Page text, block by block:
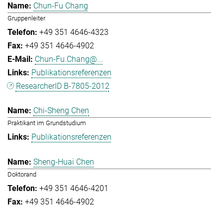
Chun-Fu Chang
Gruppenleiter
+49 351 4646-4323
+49 351 4646-4902
Chun-Fu.Chang@...
Publikationsreferenzen
ResearcherID B-7805-2012
Chi-Sheng Chen
Praktikant im Grundstudium
Publikationsreferenzen
Sheng-Huai Chen
Doktorand
+49 351 4646-4201
+49 351 4646-4902